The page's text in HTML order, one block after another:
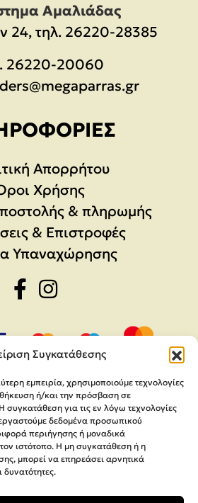
Συγκατάθεσης
εμπειρία, χρησιμοποιούμε τεχνολογίες
ή/και την πρόσβαση σε
για τις εν λόγω τεχνολογίες
δεδομένα προσωπικού
περιήγησης ή μοναδικά
ιστότοπο. Η μη συγκατάθεση ή η
μπορεί να επηρεάσει αρνητικά
δυνατότητες.
Αμαλιάδας
24, τηλ. 26220-28385
26220-20060
Απορρήτου
Χρήσης
& πληρωμής
& Επιστροφές
Υπαναχώρησης